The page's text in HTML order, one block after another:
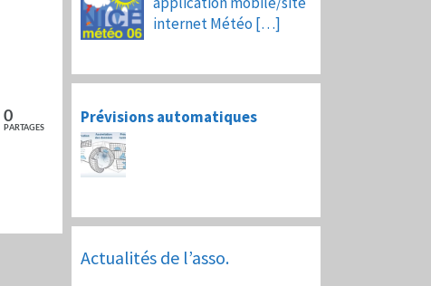
0
PARTAGES
internet Météo […]
Prévisions automatiques
Actualités de l’asso.